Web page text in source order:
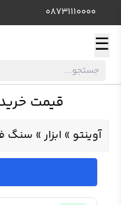
08731110000
☰
قیمت
آوینتو » ابزار» سنگ